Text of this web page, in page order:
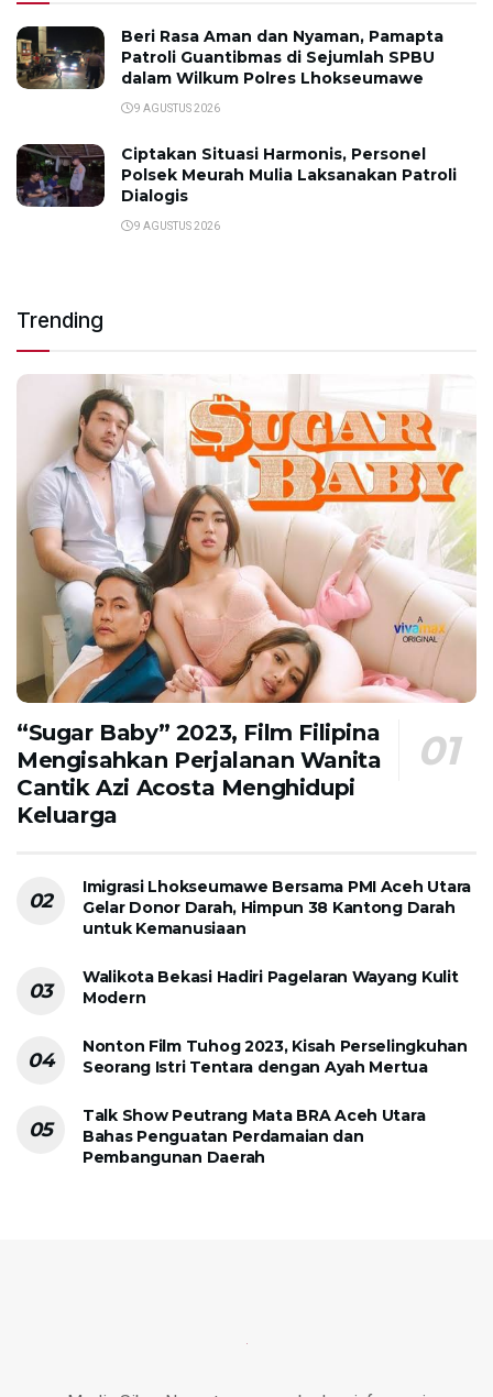
Beri Rasa Aman dan Nyaman, Pamapta
Patroli Guantibmas di Sejumlah SPBU
dalam Wilkum Polres Lhokseumawe
9 AGUSTUS 2026
Ciptakan Situasi Harmonis, Personel
Polsek Meurah Mulia Laksanakan Patroli
Dialogis
9 AGUSTUS 2026
Trending
“Sugar Baby” 2023, Film Filipina
Mengisahkan Perjalanan Wanita
Cantik Azi Acosta Menghidupi
Keluarga
Imigrasi Lhokseumawe Bersama PMI Aceh Utara
Gelar Donor Darah, Himpun 38 Kantong Darah
untuk Kemanusiaan
Walikota Bekasi Hadiri Pagelaran Wayang Kulit
Modern
Nonton Film Tuhog 2023, Kisah Perselingkuhan
Seorang Istri Tentara dengan Ayah Mertua
Talk Show Peutrang Mata BRA Aceh Utara
Bahas Penguatan Perdamaian dan
Pembangunan Daerah